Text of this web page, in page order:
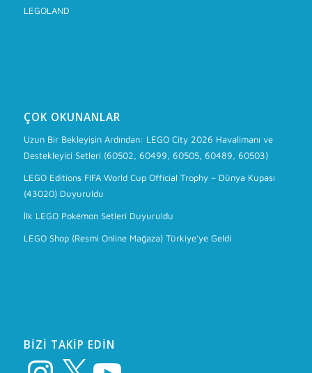
LEGOLAND
ÇOK OKUNANLAR
Uzun Bir Bekleyişin Ardından: LEGO City 2026 Havalimanı ve
Destekleyici Setleri (60502, 60499, 60505, 60489, 60503)
LEGO Editions FIFA World Cup Official Trophy – Dünya Kupası
(43020) Duyuruldu
İlk LEGO Pokémon Setleri Duyuruldu
LEGO Shop (Resmi Online Mağaza) Türkiye’ye Geldi
BIZI TAKIP EDIN
Instagram YouTube